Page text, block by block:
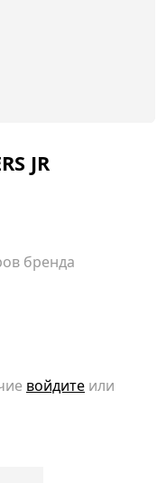
JR
бренда
войдите или